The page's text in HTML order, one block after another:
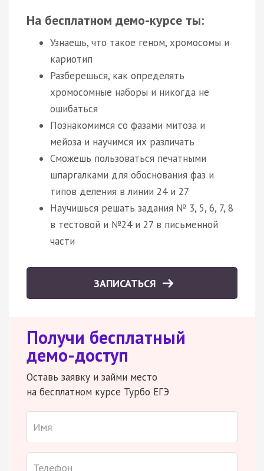
На бесплатном демо-курсе ты:
Узнаешь, что такое геном, хромосомы и
кариотип
Разберешься, как определять
хромосомные наборы и никогда не
ошибаться
Познакомимся со фазами митоза и
мейоза и научимся их различать
Сможешь пользоваться печатными
шпаргалками для обоснования фаз и
типов деления в линии 24 и 27
Научишься решать задания № 3, 5, 6, 7, 8
в тестовой и №24 и 27 в письменной
части
ЗАПИСАТЬСЯ
Получи бесплатный
демо-доступ
Оставь заявку и займи место
на бесплатном курсе Турбо ЕГЭ